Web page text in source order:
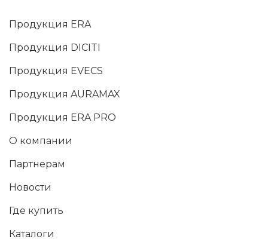
Продукция ERA
Продукция DICITI
Продукция EVECS
Продукция AURAMAX
Продукция ERA PRO
О компании
Партнерам
Новости
Где купить
Каталоги